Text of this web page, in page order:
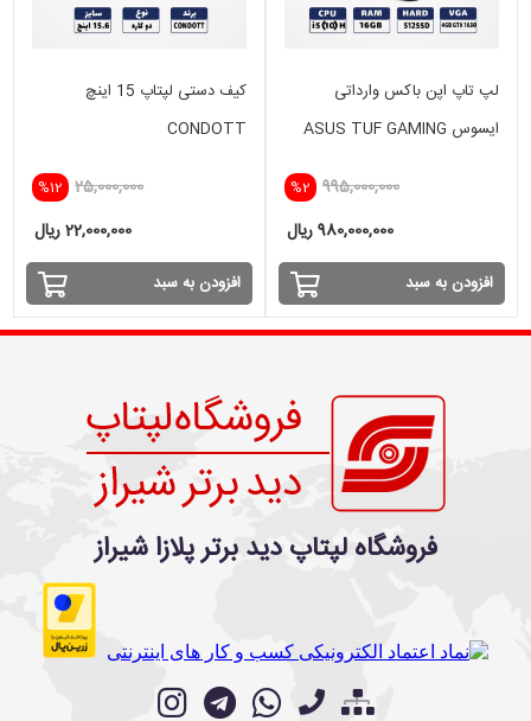
لپ تاپ اپن باکس وارداتی
ایسوس ASUS TUF GAMING
i5(10)H-16GB-512 SSD-4GB
%2 995,000,000
980,000,000 ریال
افزودن به سبد
کیف دستی لپتاپ 15 اینچ
CONDOTT
%12 25,000,000
22,000,000 ریال
افزودن به سبد
فروشگاه لپتاپ دید برتر پلازا شیراز